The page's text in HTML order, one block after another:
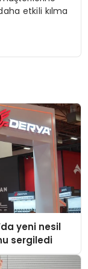
etkili kılma
yeni nesil
sergiledi